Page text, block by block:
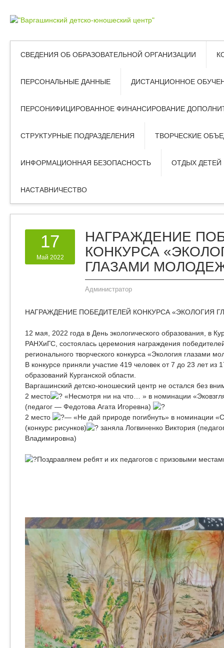
СВЕДЕНИЯ ОБ ОБРАЗОВАТЕЛЬНОЙ ОРГАНИЗАЦИИ
ПЕРСОНАЛЬНЫЕ ДАННЫЕ ДИСТАНЦИОННОЕ
ПЕРСОНИФИЦИРОВАННОЕ ФИНАНСИРОВАНИЕ
СТРУКТУРНЫЕ ПОДРАЗДЕЛЕНИЯ ТВОРЧЕСКИЕ
ИНФОРМАЦИОННАЯ БЕЗОПАСНОСТЬ ОТДЫХ ДЕТЕЙ
НАСТАВНИЧЕСТВО
17
Май 2022
НАГРАЖДЕНИЕ
КОНКУРСА
ГЛАЗАМИ
Администратор
НАГРАЖДЕНИЕ ПОБЕДИТЕЛЕЙ КОНКУРСА «ЭКОЛОГИЯ
12 мая, 2022 года в День экологического образования, в
РАНХиГС, состоялась церемония награждения
регионального творческого конкурса «Экология глазами
В конкурсе приняли участие 419 человек от 7 до 23 лет из
образований Курганской области.
Варгашинский детско-юношеский центр не остался без
2 место
«Несмотря ни на что… » в номинации
(педагог — Федотова Агата Игоревна)
2 место
— «Не дай природе погибнуть» в номинации
(конкурс рисунков)
заняла Логвиненко Виктория
Владимировна)
Поздравляем ребят и их педагогов с призовыми